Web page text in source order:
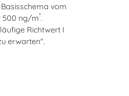
vom
500 ng/m³.
Richtwert I
erwarten".